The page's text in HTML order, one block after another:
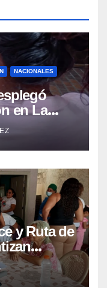
NACIONALES
en La
protección
y Ruta de
en